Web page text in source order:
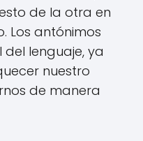
de la otra en
Los antónimos
lenguaje, ya
nuestro
de manera